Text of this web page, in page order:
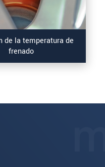
de la temperatura de
frenado